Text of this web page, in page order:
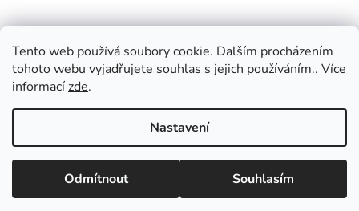
Tento web používá soubory cookie. Dalším procházením
tohoto webu vyjadřujete souhlas s jejich používáním.. Více
informacízde.
Nastavení
Odmítnout Souhlasím
Vážení zákazníci, v případě dotazů vás prosíme
o přednostní e-mailovou komunikaci, kterou
vyřizujeme průběžně po celý den. Pokud
upřednostňujete telefonický kontakt, napište